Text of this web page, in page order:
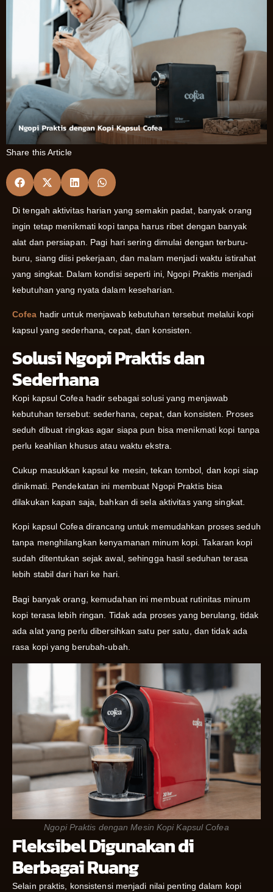
Share this Article
Di tengah aktivitas harian yang semakin padat, banyak orang
ingin tetap menikmati kopi tanpa harus ribet dengan banyak
alat dan persiapan. Pagi hari sering dimulai dengan terburu-
buru, siang diisi pekerjaan, dan malam menjadi waktu istirahat
yang singkat. Dalam kondisi seperti ini, Ngopi Praktis menjadi
kebutuhan yang nyata dalam keseharian.
Cofea hadir untuk menjawab kebutuhan tersebut melalui kopi
kapsul yang sederhana, cepat, dan konsisten.
Solusi Ngopi Praktis dan
Sederhana
Kopi kapsul Cofea hadir sebagai solusi yang menjawab
kebutuhan tersebut: sederhana, cepat, dan konsisten. Proses
seduh dibuat ringkas agar siapa pun bisa menikmati kopi tanpa
perlu keahlian khusus atau waktu ekstra.
Cukup masukkan kapsul ke mesin, tekan tombol, dan kopi siap
dinikmati. Pendekatan ini membuat Ngopi Praktis bisa
dilakukan kapan saja, bahkan di sela aktivitas yang singkat.
Kopi kapsul Cofea dirancang untuk memudahkan proses seduh
tanpa menghilangkan kenyamanan minum kopi. Takaran kopi
sudah ditentukan sejak awal, sehingga hasil seduhan terasa
lebih stabil dari hari ke hari.
Bagi banyak orang, kemudahan ini membuat rutinitas minum
kopi terasa lebih ringan. Tidak ada proses yang berulang, tidak
ada alat yang perlu dibersihkan satu per satu, dan tidak ada
rasa kopi yang berubah-ubah.
Ngopi Praktis dengan Mesin Kopi Kapsul Cofea
Fleksibel Digunakan di
Berbagai Ruang
Selain praktis, konsistensi menjadi nilai penting dalam kopi